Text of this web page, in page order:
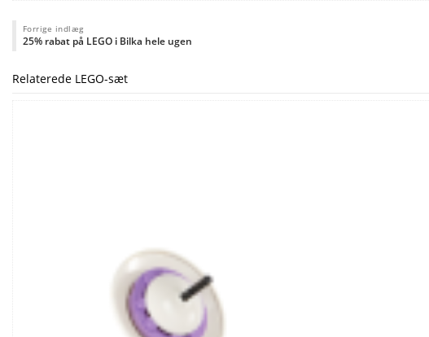
Forrige indlæg
25% rabat på LEGO i Bilka hele ugen
Relaterede LEGO-sæt